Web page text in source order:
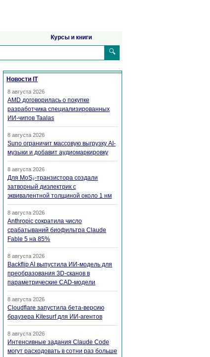
Курсы и книги
🔍
Новости IT
8 августа 2026
AMD договорилась о покупке
разработчика специализированных
ИИ-чипов Taalas
8 августа 2026
Suno ограничит массовую выгрузку AI-
музыки и добавит аудиомаркировку
8 августа 2026
Для MoS₂-транзистора создали
затворный диэлектрик с
эквивалентной толщиной около 1 нм
8 августа 2026
Anthropic сократила число
срабатываний биофильтра Claude
Fable 5 на 85%
8 августа 2026
Backflip AI выпустила ИИ-модель для
преобразования 3D-сканов в
параметрические CAD-модели
8 августа 2026
Cloudflare запустила бета-версию
браузера Kitesurf для ИИ-агентов
8 августа 2026
Интенсивные задания Claude Code
могут расходовать в сотни раз больше